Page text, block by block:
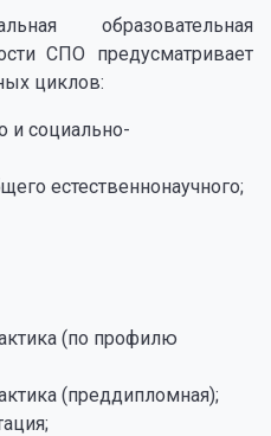
образовательная
СПО предусматривает
циклов:
и социально-
естественнонаучного;
(по профилю
(преддипломная);